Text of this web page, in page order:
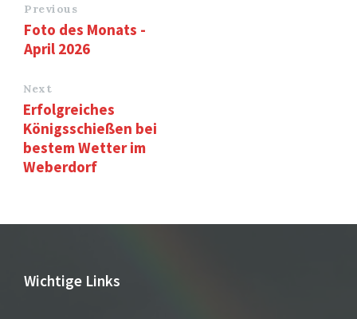
Previous
Foto des Monats -
April 2026
Next
Erfolgreiches
Königsschießen bei
bestem Wetter im
Weberdorf
Wichtige Links